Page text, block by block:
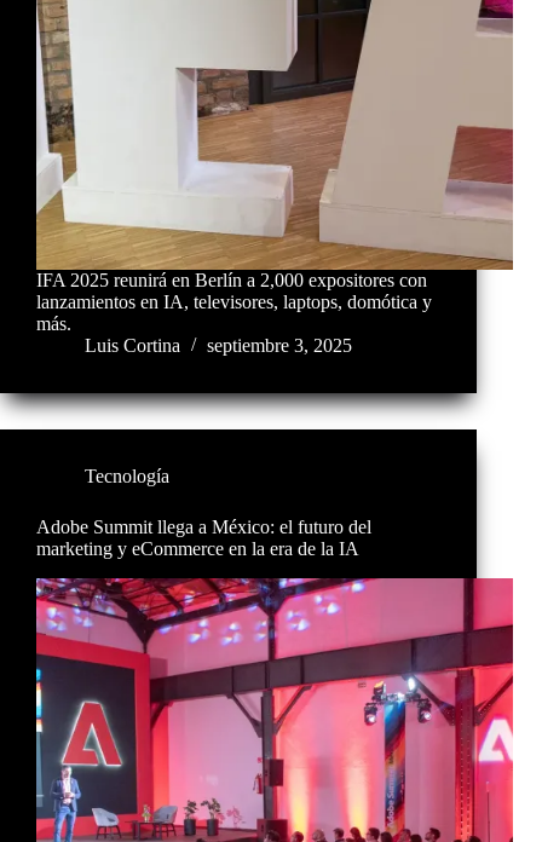
IFA 2025 reunirá en Berlín a 2,000 expositores con
lanzamientos en IA, televisores, laptops, domótica y
más.
Luis Cortina
septiembre 3, 2025
Tecnología
Adobe Summit llega a México: el futuro del
marketing y eCommerce en la era de la IA